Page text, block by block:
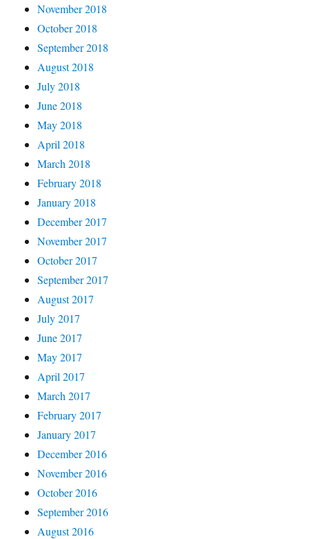
November 2018
October 2018
September 2018
August 2018
July 2018
June 2018
May 2018
April 2018
March 2018
February 2018
January 2018
December 2017
November 2017
October 2017
September 2017
August 2017
July 2017
June 2017
May 2017
April 2017
March 2017
February 2017
January 2017
December 2016
November 2016
October 2016
September 2016
August 2016